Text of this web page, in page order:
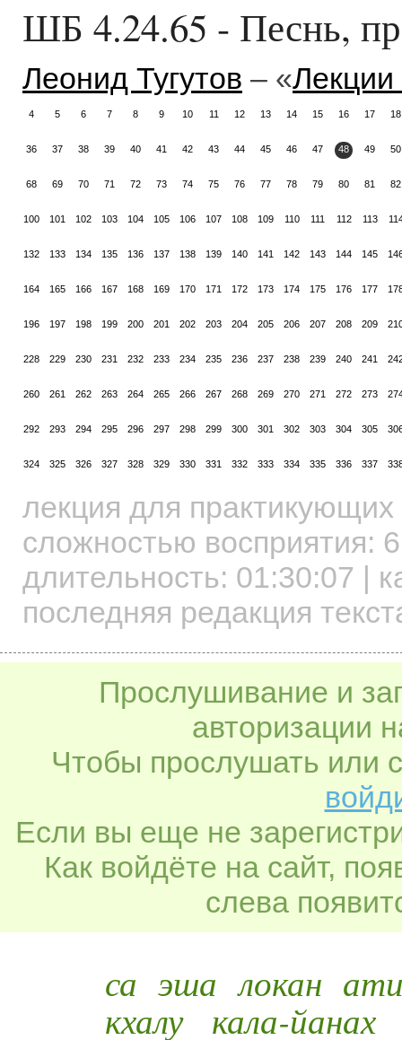
ШБ 4.24.65 - Песнь,
Леонид Тугутов – «
4 5 6 7 8 9 10 11 12 13 14 15 16 17 18
36 37 38 39 40 41 42 43 44 45 46 47 48 49 50
68 69 70 71 72 73 74 75 76 77 78 79 80 81 82
100 101 102 103 104 105 106 107 108 109 110 111 112 113
132 133 134 135 136 137 138 139 140 141 142 143 144 145
164 165 166 167 168 169 170 171 172 173 174 175 176 177
196 197 198 199 200 201 202 203 204 205 206 207 208 209
228 229 230 231 232 233 234 235 236 237 238 239 240 241
260 261 262 263 264 265 266 267 268 269 270 271 272 273
292 293 294 295 296 297 298 299 300 301 302 303 304 305
324 325 326 327 328 329 330 331 332 333 334 335 336 337
лекция для практикующих
сложностью восприятия: 6
длительность: 01:30:07 |
последняя редакция
Прослушивание и
авторизации
Чтобы прослушать или
Если вы еще не
Как войдёте на сайт,
слева
са эша локан
кхалу кала-